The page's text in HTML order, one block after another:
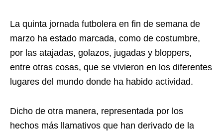
La quinta jornada futbolera en fin de semana de
marzo ha estado marcada, como de costumbre,
por las atajadas, golazos, jugadas y bloppers,
entre otras cosas, que se vivieron en los diferentes
lugares del mundo donde ha habido actividad.
Dicho de otra manera, representada por los
hechos más llamativos que han derivado de la